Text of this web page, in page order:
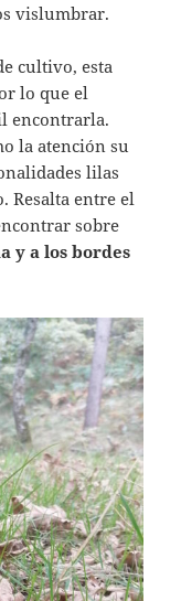
vislumbrar.
cultivo, esta
lo que el
encontrarla.
la atención su
lilas
Resalta entre el
sobre
y a los bordes